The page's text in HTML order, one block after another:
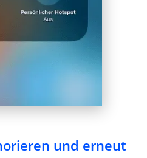
und erneut